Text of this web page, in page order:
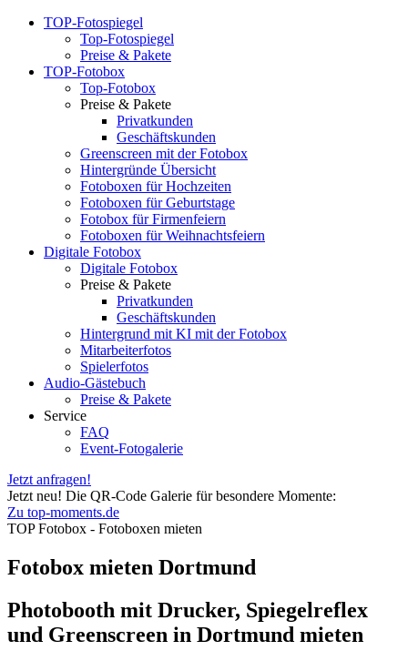
TOP-Fotospiegel
Top-Fotospiegel
Preise & Pakete
TOP-Fotobox
Top-Fotobox
Preise & Pakete
Privatkunden
Geschäftskunden
Greenscreen mit der Fotobox
Hintergründe Übersicht
Fotoboxen für Hochzeiten
Fotoboxen für Geburtstage
Fotobox für Firmenfeiern
Fotoboxen für Weihnachtsfeiern
Digitale Fotobox
Digitale Fotobox
Preise & Pakete
Privatkunden
Geschäftskunden
Hintergrund mit KI mit der Fotobox
Mitarbeiterfotos
Spielerfotos
Audio-Gästebuch
Preise & Pakete
Service
FAQ
Event-Fotogalerie
Jetzt anfragen!
Jetzt neu! Die QR-Code Galerie für besondere Momente:
Zu top-moments.de
TOP Fotobox - Fotoboxen mieten
Fotobox mieten Dortmund
Photobooth mit Drucker, Spiegelreflex
und Greenscreen in Dortmund mieten